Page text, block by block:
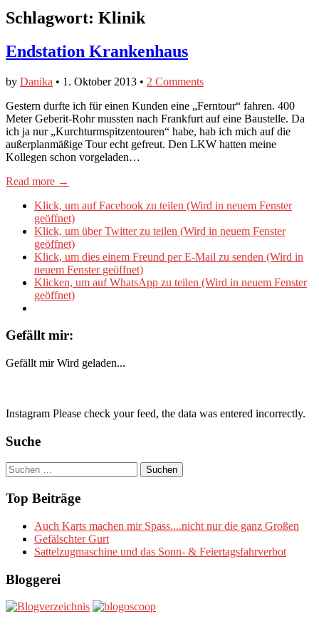
Schlagwort: Klinik
Endstation Krankenhaus
by Danika • 1. Oktober 2013 • 2 Comments
Gestern durfte ich für einen Kunden eine „Ferntour“ fahren. 400
Meter Geberit-Rohr mussten nach Frankfurt auf eine Baustelle. Da
ich ja nur „Kurchturmspitzentouren“ habe, hab ich mich auf die
außerplanmäßige Tour echt gefreut. Den LKW hatten meine
Kollegen schon vorgeladen…
Read more →
Klick, um auf Facebook zu teilen (Wird in neuem Fenster
geöffnet)
Klick, um über Twitter zu teilen (Wird in neuem Fenster
geöffnet)
Klick, um dies einem Freund per E-Mail zu senden (Wird in
neuem Fenster geöffnet)
Klicken, um auf WhatsApp zu teilen (Wird in neuem Fenster
geöffnet)
Gefällt mir:
Gefällt mir Wird geladen...
Instagram Please check your feed, the data was entered incorrectly.
Suche
Suchen
nach:
Top Beiträge
Auch Karts machen mir Spass....nicht nur die ganz Großen
Gefälschter Gurt
Sattelzugmaschine und das Sonn- & Feiertagsfahrverbot
Bloggerei